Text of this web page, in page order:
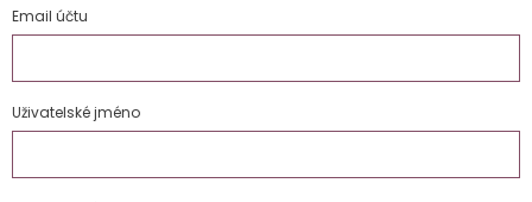
Email účtu
Uživatelské jméno